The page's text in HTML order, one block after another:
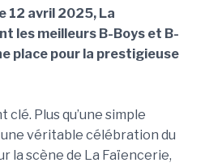
12 avril 2025, La
les meilleurs B-Boys et B-
place pour la prestigieuse
Plus qu’une simple
véritable célébration du
la scène de La Faïencerie,